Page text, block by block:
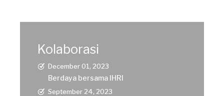
Kolaborasi
December 01, 2023
Berdaya bersama IHRI
September 24, 2023